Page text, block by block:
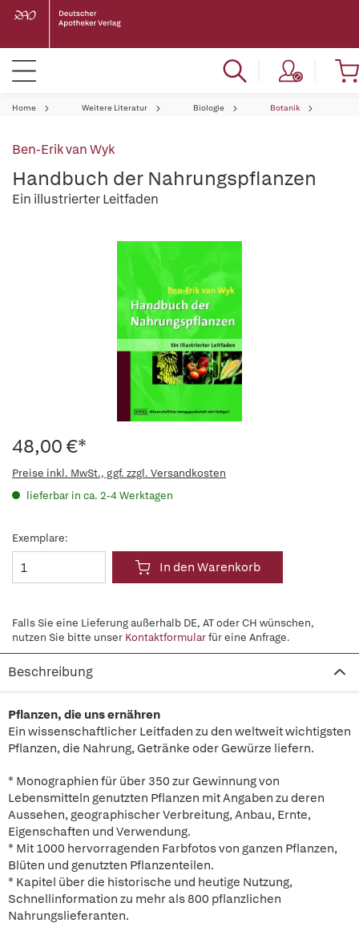
Home Weitere Literatur Biologie Botanik
Ben-Erik van Wyk
Handbuch der Nahrungspflanzen
Ein illustrierter Leitfaden
48,00 €*
Preise inkl. MwSt., ggf. zzgl. Versandkosten
lieferbar in ca. 2-4 Werktagen
Exemplare:
In den Warenkorb
Falls Sie eine Lieferung außerhalb DE, AT oder CH wünschen,
nutzen Sie bitte unser Kontaktformularfür eine Anfrage.
Beschreibung
Pflanzen, die uns ernähren
Ein wissenschaftlicher Leitfaden zu den weltweit wichtigsten
Pflanzen, die Nahrung, Getränke oder Gewürze liefern.
* Monographien für über 350 zur Gewinnung von
Lebensmitteln genutzten Pflanzen mit Angaben zu deren
Aussehen, geographischer Verbreitung, Anbau, Ernte,
Eigenschaften und Verwendung.
* Mit 1000 hervorragenden Farbfotos von ganzen Pflanzen,
Blüten und genutzten Pflanzenteilen.
* Kapitel über die historische und heutige Nutzung,
Schnellinformation zu mehr als 800 pflanzlichen
Nahrungslieferanten.